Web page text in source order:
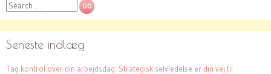
Search
Seneste indlæg
Tag kontrol over din arbejdsdag: Strategisk selvledelse er din vej til